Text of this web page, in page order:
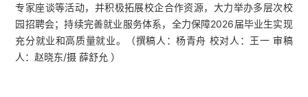
专家座谈等活动，并积极拓展校企合作资源，大力举办多层次校
园招聘会；持续完善就业服务体系，全力保障2026届毕业生实现
充分就业和高质量就业。（撰稿人：杨青舟 校对人：王一 审稿
人：赵晓东/摄 薛舒允 ）